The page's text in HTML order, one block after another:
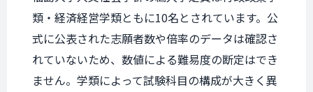
類・経済経営学類ともに10名とされています。公
式に公表された志願者数や倍率のデータは確認さ
れていないため、数値による難易度の断定はでき
ません。学類によって試験科目の構成が大きく異